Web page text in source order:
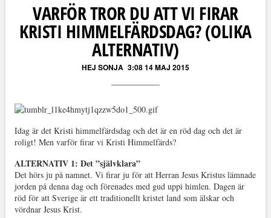
VARFÖR TROR DU ATT VI FIRAR
KRISTI HIMMELFÄRDSDAG? (OLIKA
ALTERNATIV)
HEJ SONJA 3:08 14 MAJ 2015
Idag är det Kristi himmelfärdsdag och det är en röd dag och det är
roligt! Men varför firar vi Kristi Himmelfärds?
ALTERNATIV 1: Det ”självklara”
Det hörs ju på namnet. Vi firar ju för att Herran Jesus Kristus lämnade
jorden på denna dag och förenades med gud uppi himlen. Dagen är
röd för att Sverige är ett traditionellt kristet land som älskar och
vördnar Jesus Krist.